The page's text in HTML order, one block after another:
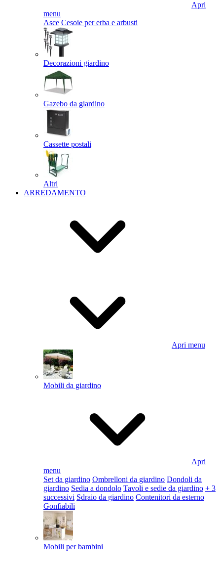
Apri
menu
Asce Cesoie per erba e arbusti
Decorazioni giardino
Gazebo da giardino
Cassette postali
Altri
ARREDAMENTO
Apri menu
Mobili da giardino
Apri
menu
Set da giardino Ombrelloni da giardino Dondoli da
giardino Sedia a dondolo Tavoli e sedie da giardino + 3
successivi Sdraio da giardino Contenitori da esterno
Gonfiabili
Mobili per bambini